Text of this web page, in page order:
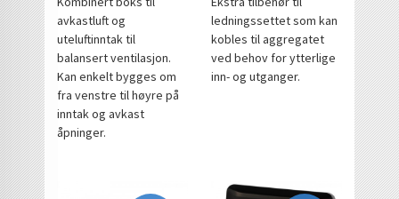
avkastluft og
uteluftinntak til
balansert ventilasjon.
Kan enkelt bygges om
fra venstre til høyre på
inntak og avkast
åpninger.
ledningssettet som kan
kobles til aggregatet
ved behov for ytterlige
inn- og utganger.